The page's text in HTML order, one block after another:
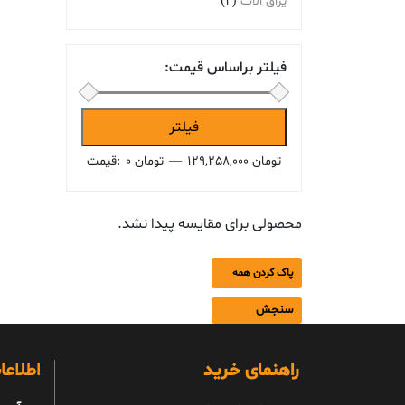
فیلتر براساس قیمت:
قیمت
قیمت
فیلتر
قیمت: 0 تومان — 129,258,000 تومان
محصولی برای مقایسه پیدا نشد.
پاک کردن همه
سنجش
راهنمای خرید